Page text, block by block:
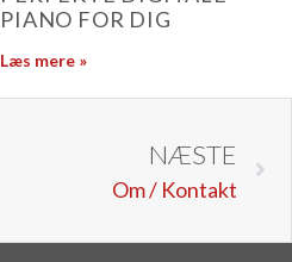
PIANO FOR DIG
Læs mere »
NÆSTE
Om / Kontakt